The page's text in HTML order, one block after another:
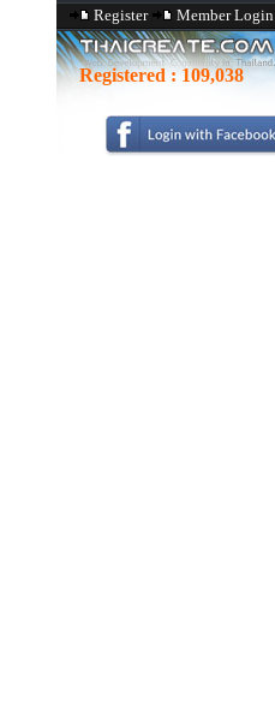
Register Member Login
Registered : 109,038